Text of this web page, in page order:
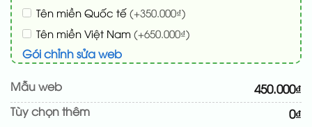
Tên miền Quốc tế (+350.000₫)
Tên miền Việt Nam (+650.000₫)
Gói chỉnh sửa web
Thay logo + thông tin doanh nghiệp
(+50.000₫)
Đổi màu chủ đạo theo tông của logo
Mẫu web 450.000₫
Tùy chọn thêm 0₫